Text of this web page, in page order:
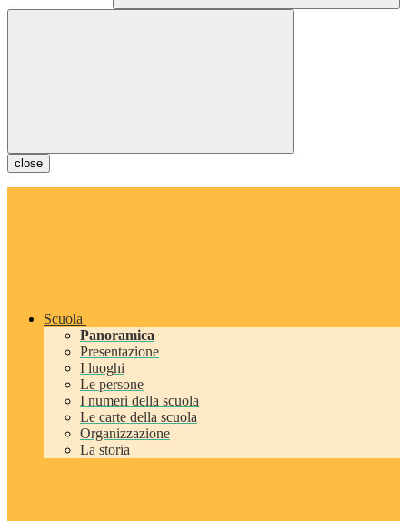
close
Scuola
Panoramica
Presentazione
I luoghi
Le persone
I numeri della scuola
Le carte della scuola
Organizzazione
La storia